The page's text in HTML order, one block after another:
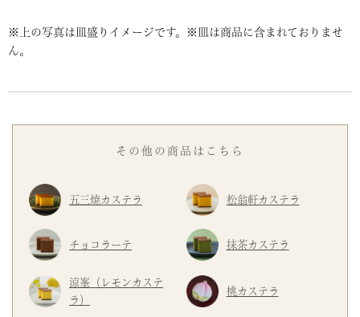
※上の写真は皿盛りイメージです。※皿は商品に含まれておりませ
ん。
その他の商品はこちら
五三焼カステラ 松翁軒カステラ
チョコラーテ 抹茶カステラ
涼峯（レモンカステ
ラ）
桃カステラ